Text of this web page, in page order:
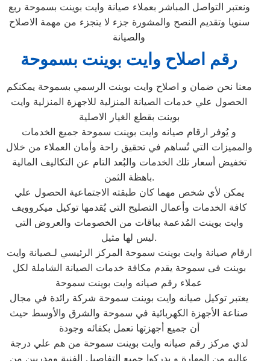
ونعتبر التواصل المباشر بعملاء صيانة وايت بوينت بسموحة ربع
سنويا وتقديم النصح والمشورة جزء لا يتجزء من مهمة الاصلاح
والصيانة
رقم اصلاح وايت بوينت بسموحة
معنا نحن ضمان و اصلاح وايت بوينت الرسمي بسموحة يمكنكم
الحصول علي خدمات الصيانة المنزلية للاجهزة المنزلية وايت
بوينت بقطع الغيار الاصلية
و يُوفر ارقام صيانه وايت بوينت سموحة جميع الخدمات
والمميزات التي تُساهم في تحقيق راحة وأمان العملاء من خلال
تخفيض أسعار تلك الخدمات والبُعد التام عن التكاليف المالية
باهظة الثمن.
يمكن لأي شخص مهما كان طبقته الاجتماعية الحصول علي
كافة الخدمات وأعمال التصليح التي يُقدمها توكيل ميكروويف
وايت بوينت المُدعمة بباقات من الخصومات والعروض التي
ليس لها مثيل.
ارقام صيانة وايت بوينت سموحة المركز الرئيسي لـصيانة وايت
بوينت فى سموحة يقدم مكافة خدمات الصيانة الشاملة لكل
عملاء رقم صيانه وايت بوينت سموحة
يعتبر توكيل صيانه وايت بوينت سموحة شركة رائدة في مجال
صناعة الأجهزة الكهربائية في سموحة والشرق والأوسط حيث
أن جميع أجهزتها تعمل بكفائه وجودة
لدي مركز رقم صيانه وايت بوينت سموحة من هم علي درجة
عاليه من المهارة و يدركوا جميع التفاصيل الفنية ومدربين من